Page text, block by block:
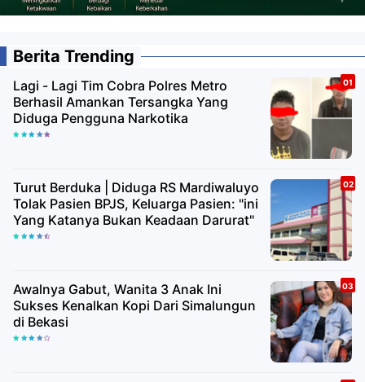
Berita Trending
Lagi - Lagi Tim Cobra Polres Metro
Berhasil Amankan Tersangka Yang
Diduga Pengguna Narkotika
Turut Berduka | Diduga RS Mardiwaluyo
Tolak Pasien BPJS, Keluarga Pasien: "ini
Yang Katanya Bukan Keadaan Darurat"
Awalnya Gabut, Wanita 3 Anak Ini
Sukses Kenalkan Kopi Dari Simalungun
di Bekasi